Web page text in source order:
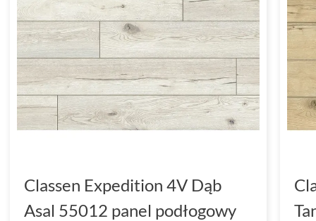
Classen Expedition 4V Dąb
Asal 55012 panel podłogowy